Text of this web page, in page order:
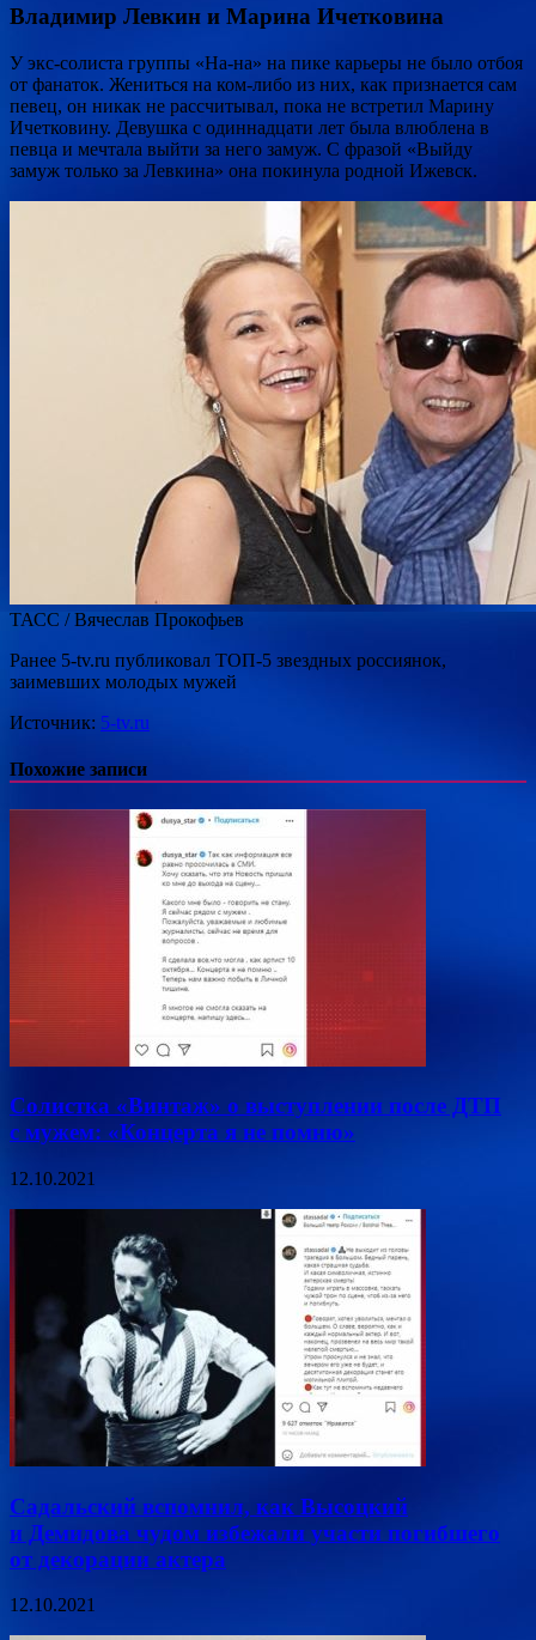
Владимир Левкин и Марина Ичетковина
У экс-солиста группы «На-на» на пике карьеры не было отбоя
от фанаток. Жениться на ком-либо из них, как признается сам
певец, он никак не рассчитывал, пока не встретил Марину
Ичетковину. Девушка с одиннадцати лет была влюблена в
певца и мечтала выйти за него замуж. С фразой «Выйду
замуж только за Левкина» она покинула родной Ижевск.
ТАСС / Вячеслав Прокофьев
Ранее 5-tv.ru публиковал ТОП-5 звездных россиянок,
заимевших молодых мужей
Источник: 5-tv.ru
Похожие записи
Солистка «Винтаж» о выступлении после ДТП
с мужем: «Концерта я не помню»
12.10.2021
Садальский вспомнил, как Высоцкий
и Демидова чудом избежали участи погибшего
от декорации актера
12.10.2021